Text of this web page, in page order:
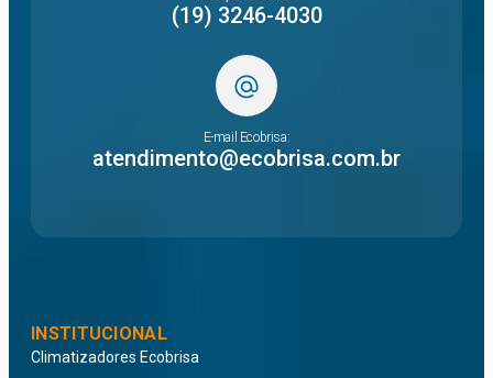
(19) 3246-4030
E-mail Ecobrisa:
atendimento@ecobrisa.com.br
INSTITUCIONAL
Climatizadores Ecobrisa